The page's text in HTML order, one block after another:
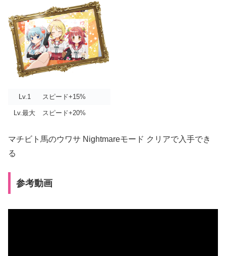
Lv.1 スピード+15%
Lv.最大 スピード+20%
マチビト馬のウワサ Nightmareモード クリアで入手でき
る
参考動画